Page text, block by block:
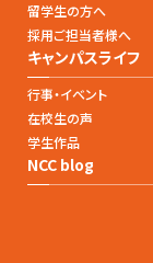
留学生の方へ
採用ご担当者様へ
キャンパスライフ
行事・イベント
在校生の声
学生作品
NCC blog